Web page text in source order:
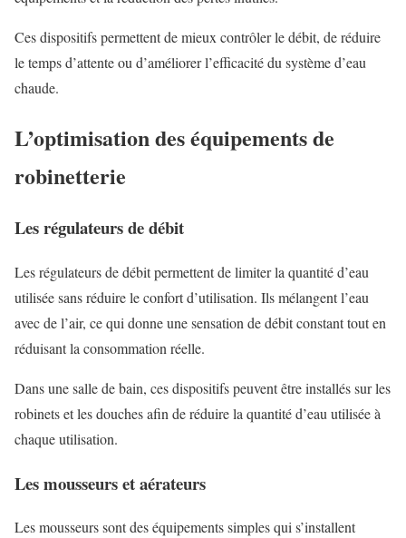
Ces dispositifs permettent de mieux contrôler le débit, de réduire
le temps d’attente ou d’améliorer l’efficacité du système d’eau
chaude.
L’optimisation des équipements de
robinetterie
Les régulateurs de débit
Les régulateurs de débit permettent de limiter la quantité d’eau
utilisée sans réduire le confort d’utilisation. Ils mélangent l’eau
avec de l’air, ce qui donne une sensation de débit constant tout en
réduisant la consommation réelle.
Dans une salle de bain, ces dispositifs peuvent être installés sur les
robinets et les douches afin de réduire la quantité d’eau utilisée à
chaque utilisation.
Les mousseurs et aérateurs
Les mousseurs sont des équipements simples qui s’installent